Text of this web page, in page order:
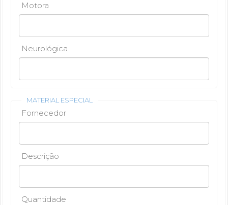
Motora
Neurológica
MATERIAL ESPECIAL
Fornecedor
Descrição
Quantidade